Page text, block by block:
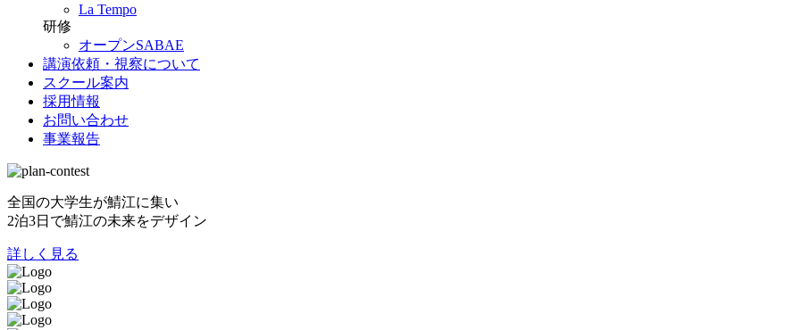
La Tempo
研修
オープンSABAE
講演依頼・視察について
スクール案内
採用情報
お問い合わせ
事業報告
全国の大学生が鯖江に集い
2泊3日で鯖江の未来をデザイン
詳しく見る